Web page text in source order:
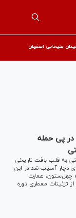
علیخانی اصفهان
پی حمله
به قلب بافت تاریخی
دچار آسیب شد.در این
چهل‌ستون، عمارت
تزئینات معماری دوره